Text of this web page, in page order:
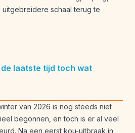
schaal terug te
laatste tijd toch wat
van 2026 is nog steeds niet
begonnen, en toch is er al veel
Na een eerst kou-uitbraak in